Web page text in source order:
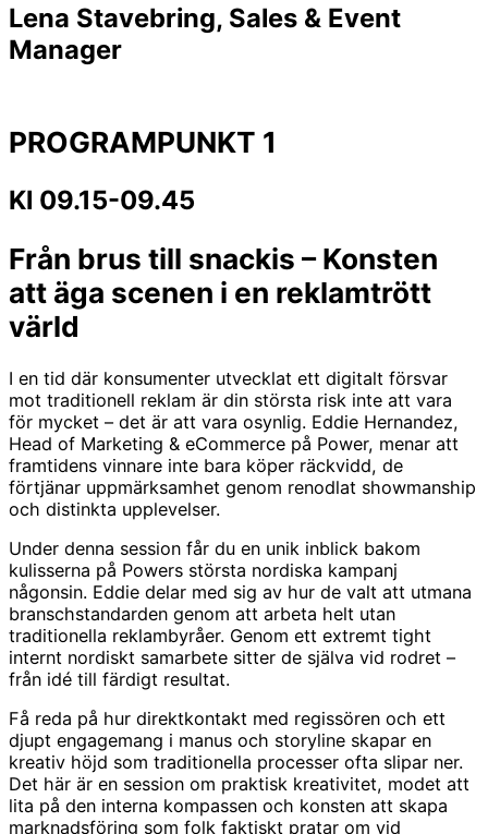
Lena Stavebring, Sales & Event
Manager
PROGRAMPUNKT 1
Kl 09.15-09.45
Från brus till snackis – Konsten
att äga scenen i en reklamtrött
värld
I en tid där konsumenter utvecklat ett digitalt försvar
mot traditionell reklam är din största risk inte att vara
för mycket – det är att vara osynlig. Eddie Hernandez,
Head of Marketing & eCommerce på Power, menar att
framtidens vinnare inte bara köper räckvidd, de
förtjänar uppmärksamhet genom renodlat showmanship
och distinkta upplevelser.
Under denna session får du en unik inblick bakom
kulisserna på Powers största nordiska kampanj
någonsin. Eddie delar med sig av hur de valt att utmana
branschstandarden genom att arbeta helt utan
traditionella reklambyråer. Genom ett extremt tight
internt nordiskt samarbete sitter de själva vid rodret –
från idé till färdigt resultat.
Få reda på hur direktkontakt med regissören och ett
djupt engagemang i manus och storyline skapar en
kreativ höjd som traditionella processer ofta slipar ner.
Det här är en session om praktisk kreativitet, modet att
lita på den interna kompassen och konsten att skapa
marknadsföring som folk faktiskt pratar om vid